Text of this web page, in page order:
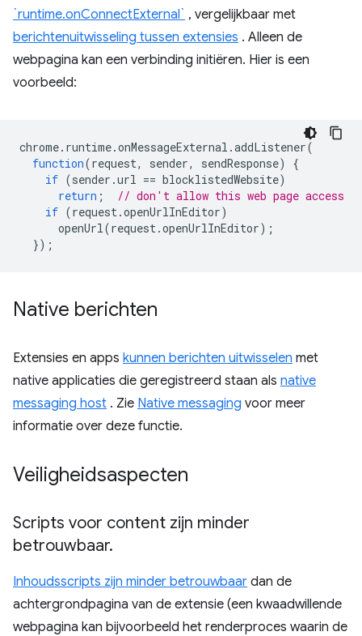
`runtime.onConnectExternal` , vergelijkbaar met
berichtenuitwisseling tussen extensies . Alleen de
webpagina kan een verbinding initiëren. Hier is een
voorbeeld:
chrome. runtime.onMessageExternal .addListener(
function(request, sender, sendResponse)
{
if (sender .url == blocklistedWebsite)
return ;
// don't allow this web page access
if (request.openUrlInEditor)
openUrl(request.openUrlInEditor);
});
Native berichten
Extensies en apps kunnen berichten uitwisselen met
native applicaties die geregistreerd staan ​​als native
messaging host . Zie Native messaging voor meer
informatie over deze functie.
Veiligheidsaspecten
Scripts voor content zijn minder
betrouwbaar.
Inhoudsscripts zijn minder betrouwbaar dan de
achtergrondpagina van de extensie (een kwaadwillende
webpagina kan bijvoorbeeld het renderproces waarin de